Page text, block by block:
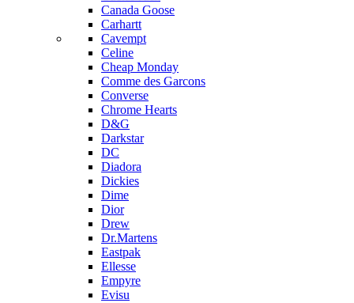
Canada Goose
Carhartt
Cavempt
Celine
Cheap Monday
Comme des Garcons
Converse
Chrome Hearts
D&G
Darkstar
DC
Diadora
Dickies
Dime
Dior
Drew
Dr.Martens
Eastpak
Ellesse
Empyre
Evisu